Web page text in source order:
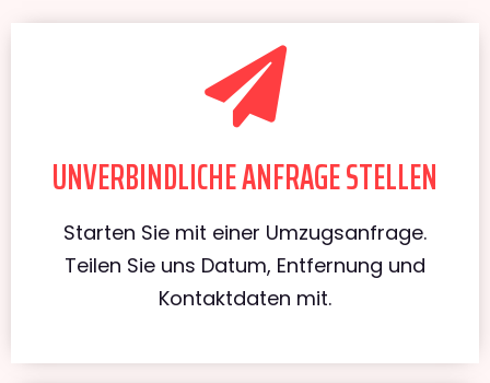
UNVERBINDLICHE ANFRAGE STELLEN
Starten Sie mit einer Umzugsanfrage.
Teilen Sie uns Datum, Entfernung und
Kontaktdaten mit.